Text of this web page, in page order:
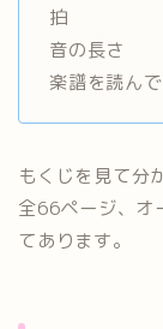
拍
音の長さ
楽譜を読ん
もくじを見て分
全66ページ、オ
てあります。